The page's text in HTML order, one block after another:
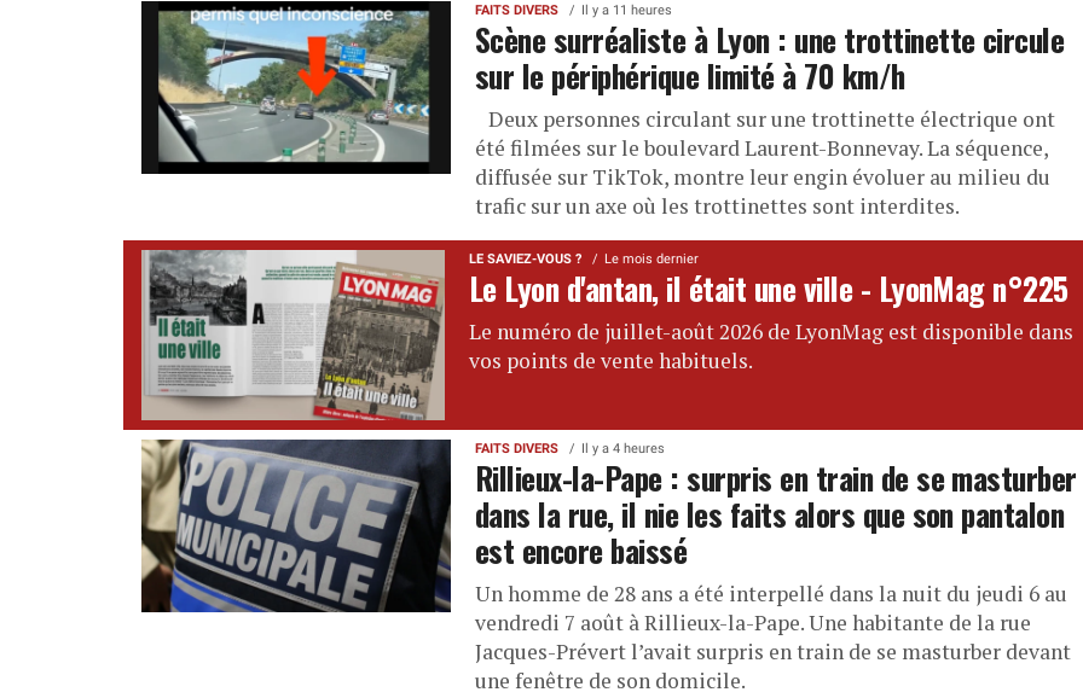
FAITS DIVERS Il y a 11 heures
Scène surréaliste à Lyon : une trottinette circule
sur le périphérique limité à 70 km/h
Deux personnes circulant sur une trottinette électrique ont
été filmées sur le boulevard Laurent-Bonnevay. La séquence,
diffusée sur TikTok, montre leur engin évoluer au milieu du
trafic sur un axe où les trottinettes sont interdites.
LE SAVIEZ-VOUS ? Le mois dernier
Le Lyon d'antan, il était une ville - LyonMag n°225
Le numéro de juillet-août 2026 de LyonMag est disponible dans
vos points de vente habituels.
FAITS DIVERS Il y a 4 heures
Rillieux-la-Pape : surpris en train de se masturber
dans la rue, il nie les faits alors que son pantalon
est encore baissé
Un homme de 28 ans a été interpellé dans la nuit du jeudi 6 au
vendredi 7 août à Rillieux-la-Pape. Une habitante de la rue
Jacques-Prévert l’avait surpris en train de se masturber devant
une fenêtre de son domicile.